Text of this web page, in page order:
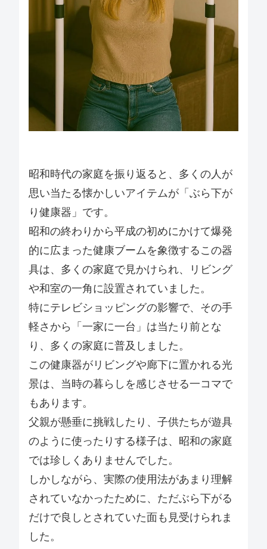
昭和時代の家庭を振り返ると、多くの人が
思い当たる懐かしいアイテムが「ぶら下が
り健康器」です。
昭和の終わりから平成の初めにかけて爆発
的に広まった健康ブームを象徴するこの器
具は、多くの家庭で見かけられ、リビング
や和室の一角に設置されていました。
特にテレビショッピングの影響で、その手
軽さから「一家に一台」は当たり前とな
り、多くの家庭に普及しました。
この健康器がリビングや廊下に置かれる光
景は、当時の暮らしを感じさせる一コマで
もあります。
父親が懸垂に挑戦したり、子供たちが遊具
のように使ったりする様子は、昭和の家庭
では珍しくありませんでした。
しかしながら、実際の使用法があまり理解
されていなかったために、ただぶら下がる
だけで良しとされていた面も見受けられま
した。